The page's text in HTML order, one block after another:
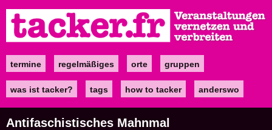
zum
Inhalt
Maintermine regelmäßiges orte gruppen
was ist tacker? tags how to tacker anderswo
Antifaschistisches Mahnmal